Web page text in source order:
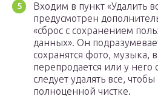
Входим в пункт «Удалить
предусмотрен
«сброс с сохранением
данных». Он
сохранятся фото, музыка,
перепродается или у него
следует удалять все,
полноценной чистке.